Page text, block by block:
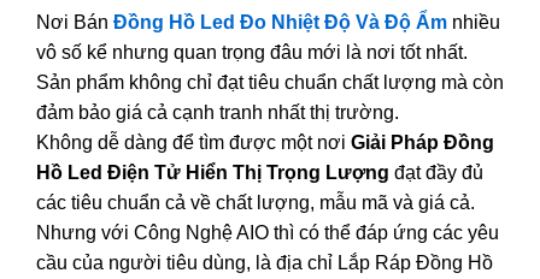
Nơi Bán Đồng Hồ Led Đo Nhiệt Độ Và Độ Ẩm nhiều
vô số kể nhưng quan trọng đâu mới là nơi tốt nhất.
Sản phẩm không chỉ đạt tiêu chuẩn chất lượng mà còn
đảm bảo giá cả cạnh tranh nhất thị trường.
Không dễ dàng để tìm được một nơi Giải Pháp Đồng
Hồ Led Điện Tử Hiển Thị Trọng Lượng đạt đầy đủ
các tiêu chuẩn cả về chất lượng, mẫu mã và giá cả.
Nhưng với Công Nghệ AIO thì có thể đáp ứng các yêu
cầu của người tiêu dùng, là địa chỉ Lắp Ráp Đồng Hồ